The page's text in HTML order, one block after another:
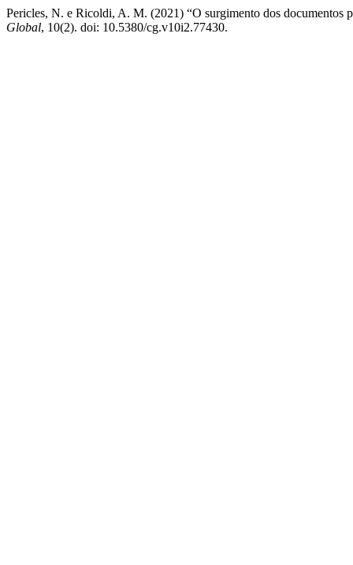
Pericles, N. e Ricoldi, A. M. (2021) “O surgimento dos documentos
Global, 10(2). doi: 10.5380/cg.v10i2.77430.